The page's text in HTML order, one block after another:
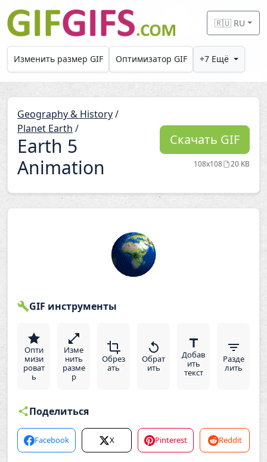
Skip to main content
🇷🇺 RU
Изменить размер GIF Оптимизатор GIF +7 Ещё
Geography & History/
Planet Earth /
Earth 5
Animation
Скачать GIF
108x108 20 KB
GIF инструменты
Опти
мизи
роват
ь
Изме
нить
разме
р
Обрез
ать
Обрат
ить
Добав
ить
текст
Разде
лить
Поделиться
Facebook X Pinterest Reddit